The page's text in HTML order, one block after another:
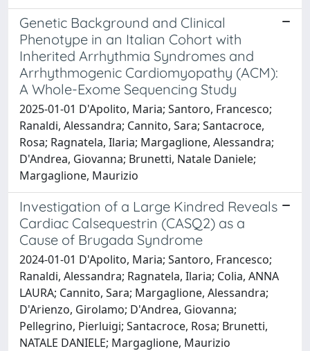
Genetic Background and Clinical
Phenotype in an Italian Cohort with
Inherited Arrhythmia Syndromes and
Arrhythmogenic Cardiomyopathy (ACM):
A Whole-Exome Sequencing Study
2025-01-01 D'Apolito, Maria; Santoro, Francesco;
Ranaldi, Alessandra; Cannito, Sara; Santacroce,
Rosa; Ragnatela, Ilaria; Margaglione, Alessandra;
D'Andrea, Giovanna; Brunetti, Natale Daniele;
Margaglione, Maurizio
Investigation of a Large Kindred Reveals
Cardiac Calsequestrin (CASQ2) as a
Cause of Brugada Syndrome
2024-01-01 D'Apolito, Maria; Santoro, Francesco;
Ranaldi, Alessandra; Ragnatela, Ilaria; Colia, ANNA
LAURA; Cannito, Sara; Margaglione, Alessandra;
D'Arienzo, Girolamo; D'Andrea, Giovanna;
Pellegrino, Pierluigi; Santacroce, Rosa; Brunetti,
NATALE DANIELE; Margaglione, Maurizio